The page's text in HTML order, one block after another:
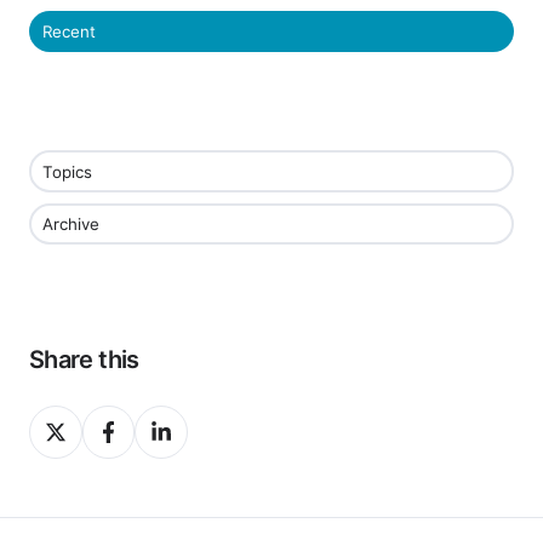
Recent
Topics
Archive
Share this
Share
on
Share
on
Share
on